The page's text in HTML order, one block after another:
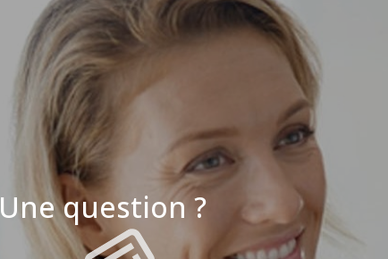
Une question ?